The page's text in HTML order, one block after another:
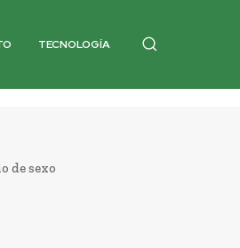
TECNOLOGÍA
de sexo